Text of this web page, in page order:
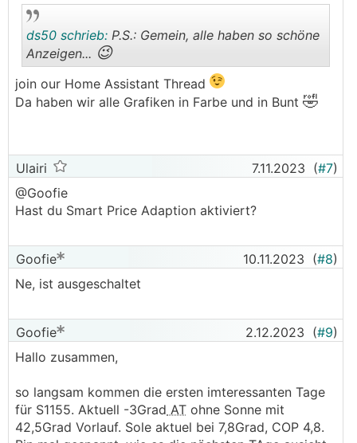
..
ds50 schrieb: P.S.: Gemein, alle haben so schöne
Anzeigen... 😉
join our Home Assistant Thread
Da haben wir alle Grafiken in Farbe und in Bunt 🤣
Ulairi 7.11.2023 (#7)
@Goofie
Hast du Smart Price Adaption aktiviert?
Goofie 10.11.2023 (#8)
Ne, ist ausgeschaltet
Goofie 2.12.2023 (#9)
Hallo zusammen,
so langsam kommen die ersten imteressanten Tage
für S1155. Aktuell -3Grad AT ohne Sonne mit
42,5Grad Vorlauf. Sole aktuel bei 7,8Grad, COP 4,8.